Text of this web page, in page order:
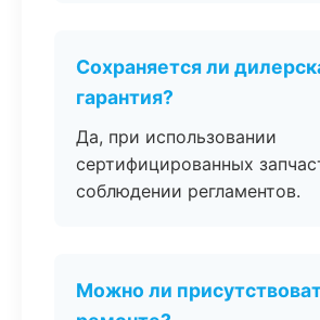
Сохраняется ли
гарантия?
Да, при использовании
сертифицированных
соблюдении регламентов.
Можно ли